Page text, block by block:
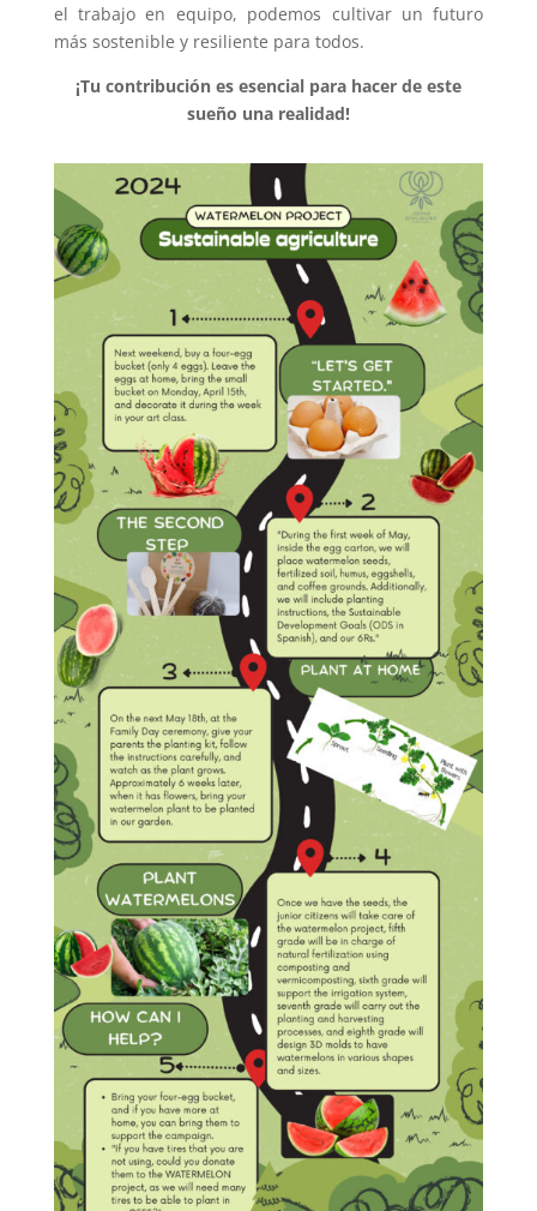
el trabajo en equipo, podemos cultivar un futuro
más sostenible y resiliente para todos.
¡Tu contribución es esencial para hacer de este
sueño una realidad!